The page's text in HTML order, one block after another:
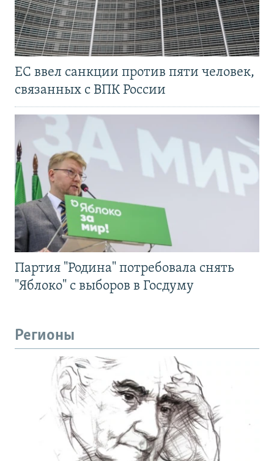
ЕС ввел санкции против пяти человек,
связанных с ВПК России
Партия "Родина" потребовала снять
"Яблоко" с выборов в Госдуму
Регионы